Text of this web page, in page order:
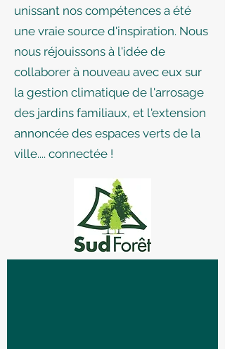
unissant nos compétences a été
une vraie source d'inspiration. Nous
nous réjouissons à l'idée de
collaborer à nouveau avec eux sur
la gestion climatique de l'arrosage
des jardins familiaux, et l'extension
annoncée des espaces verts de la
ville.... connectée !